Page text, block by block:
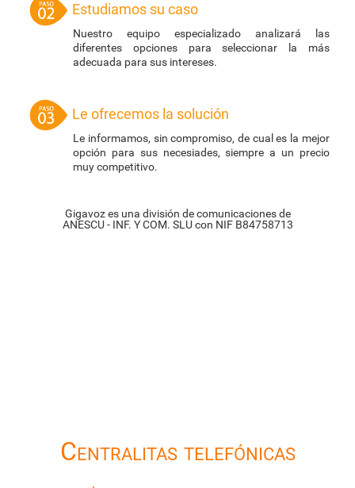
Estudiamos su caso
Nuestro equipo especializado analizará las
diferentes opciones para seleccionar la más
adecuada para sus intereses.
Le ofrecemos la solución
Le informamos, sin compromiso, de cual es la mejor
opción para sus necesiades, siempre a un precio
muy competitivo.
Gigavoz es una división de comunicaciones de
ANESCU - INF. Y COM. SLU con NIF B84758713
Centralitas telefónicas